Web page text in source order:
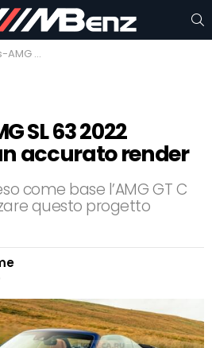
un accurato render
SL 63 2022
accurato render
come base l’AMG GT C
questo progetto